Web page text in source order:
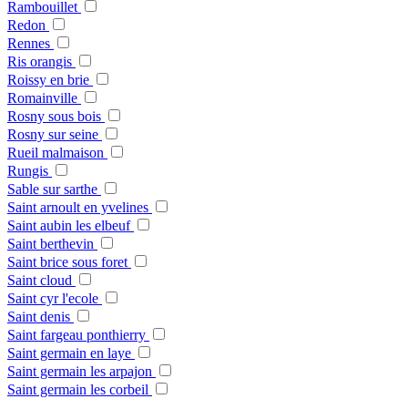
Rambouillet
Redon
Rennes
Ris orangis
Roissy en brie
Romainville
Rosny sous bois
Rosny sur seine
Rueil malmaison
Rungis
Sable sur sarthe
Saint arnoult en yvelines
Saint aubin les elbeuf
Saint berthevin
Saint brice sous foret
Saint cloud
Saint cyr l'ecole
Saint denis
Saint fargeau ponthierry
Saint germain en laye
Saint germain les arpajon
Saint germain les corbeil